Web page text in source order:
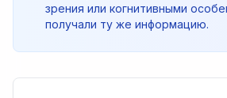
зрения или когнитивными
получали ту же информацию.